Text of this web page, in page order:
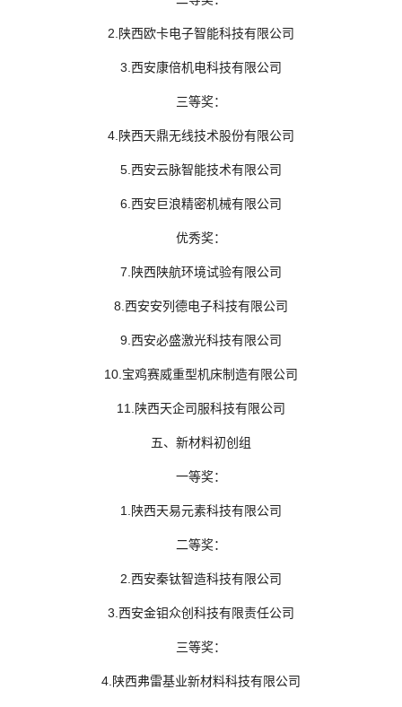
2.陕西欧卡电子智能科技有限公司
3.西安康倍机电科技有限公司
三等奖：
4.陕西天鼎无线技术股份有限公司
5.西安云脉智能技术有限公司
6.西安巨浪精密机械有限公司
优秀奖：
7.陕西陕航环境试验有限公司
8.西安安列德电子科技有限公司
9.西安必盛激光科技有限公司
10.宝鸡赛威重型机床制造有限公司
11.陕西天企司服科技有限公司
五、新材料初创组
一等奖：
1.陕西天易元素科技有限公司
二等奖：
2.西安秦钛智造科技有限公司
3.西安金钼众创科技有限责任公司
三等奖：
4.陕西弗雷基业新材料科技有限公司